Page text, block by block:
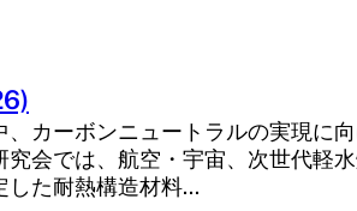
カーボンニュートラルの実現に
会では、航空・宇宙、次世代軽
した耐熱構造材料…